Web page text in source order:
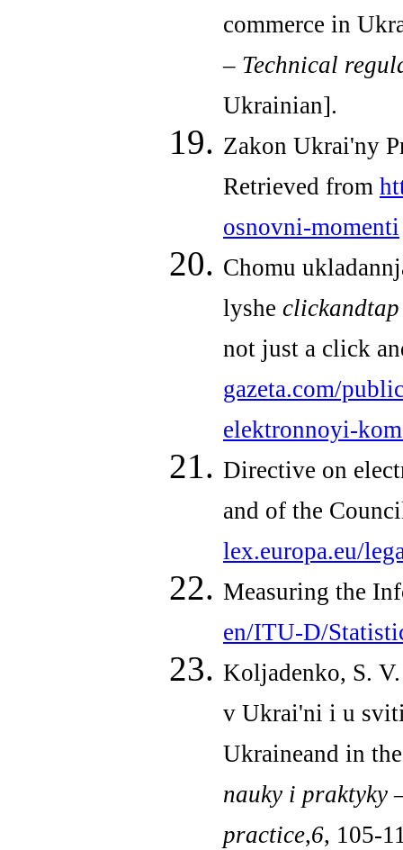
commerce in
– Technical
Ukrainian].
Zakon Ukrai'ny
Retrieved from
osnovni-momenti
Chomu
lyshe clickand
not just a click
gazeta.com/
elektronnoyi-
Directive on
and of the
lex.europa.eu/
Measuring the
en/ITU-D/
Koljadenko, S.
v Ukrai'ni i u
Ukraineand in
nauky i praktyky
practice,6, 105-